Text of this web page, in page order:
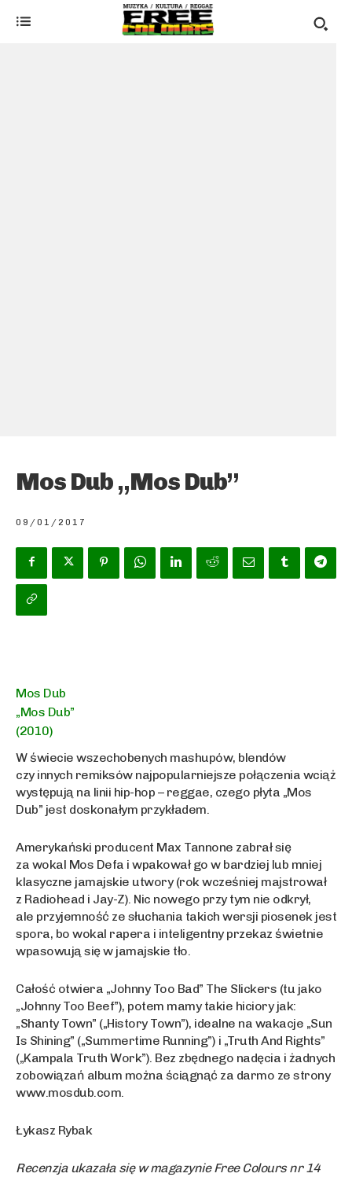
Mos Dub „Mos Dub”
09/01/2017
Mos Dub
„Mos Dub”
(2010)
W świecie wszechobenych mashupów, blendów
czy innych remiksów najpopularniejsze połączenia wciąż
występują na linii hip-hop – reggae, czego płyta „Mos
Dub” jest doskonałym przykładem.
Amerykański producent Max Tannone zabrał się
za wokal Mos Defa i wpakował go w bardziej lub mniej
klasyczne jamajskie utwory (rok wcześniej majstrował
z Radiohead i Jay-Z). Nic nowego przy tym nie odkrył,
ale przyjemność ze słuchania takich wersji piosenek jest
spora, bo wokal rapera i inteligentny przekaz świetnie
wpasowują się w jamajskie tło.
Całość otwiera „Johnny Too Bad” The Slickers (tu jako
„Johnny Too Beef”), potem mamy takie hiciory jak:
„Shanty Town” („History Town”), idealne na wakacje „Sun
Is Shining” („Summertime Running”) i „Truth And Rights”
(„Kampala Truth Work”). Bez zbędnego nadęcia i żadnych
zobowiązań album można ściągnąć za darmo ze strony
www.mosdub.com.
Łykasz Rybak
Recenzja ukazała się w magazynie Free Colours nr 14